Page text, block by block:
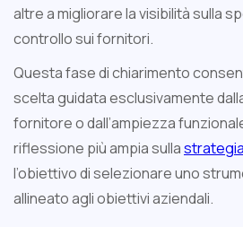
altre a migliorare la visibilità sulla
controllo sui fornitori.
Questa fase di chiarimento
scelta guidata esclusivamente
fornitore o dall’ampiezza
riflessione più ampia sulla
l’obiettivo di selezionare uno
allineato agli obiettivi aziendali.